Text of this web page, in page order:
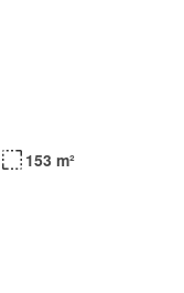
153 m²